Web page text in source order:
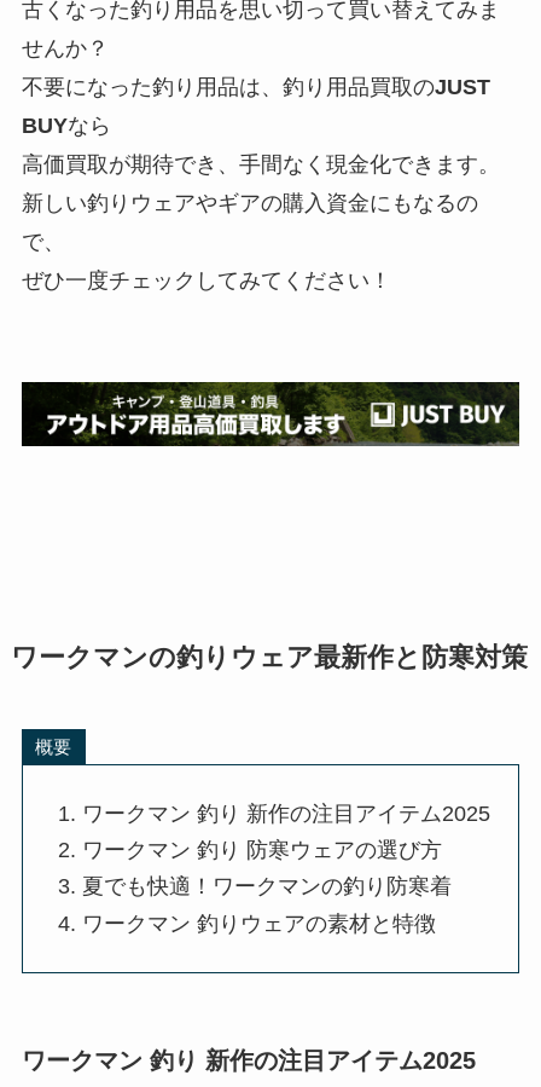
古くなった釣り用品を思い切って買い替えてみま
せんか？
不要になった釣り用品は、釣り用品買取のJUST
BUYなら
高価買取が期待でき、手間なく現金化できます。
新しい釣りウェアやギアの購入資金にもなるの
で、
ぜひ一度チェックしてみてください！
ワークマンの釣りウェア最新作と防寒対策
概要
ワークマン 釣り 新作の注目アイテム2025
ワークマン 釣り 防寒ウェアの選び方
夏でも快適！ワークマンの釣り防寒着
ワークマン 釣りウェアの素材と特徴
ワークマン 釣り 新作の注目アイテム2025